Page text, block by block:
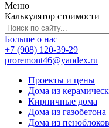
Меню
Калькулятор стоимости
Больше о нас
+7 (908) 120-39-29
proremont46@yandex.ru
Проекты и цены
Дома из
Кирпичные дома
Дома из газобетона
Дома из пеноблоков